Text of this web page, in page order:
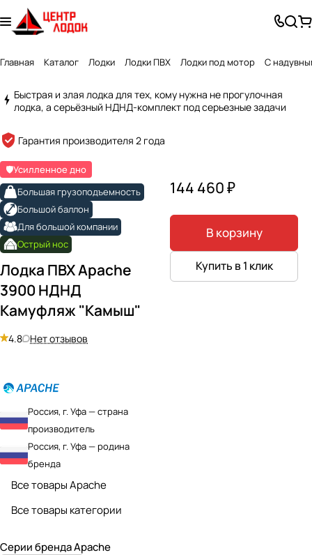
Главная Каталог Лодки Лодки ПВХ Лодки под мотор С
Created by Alex Turner
from the Noun Project
Быстрая и злая лодка для тех, кому нужна не прогулочная
лодка, а серьёзный НДНД-комплект под серьезные задачи
Гарантия производителя 2 года
🛡️Усилленное дно
Большая грузоподъемность
Большой баллон
Для большой компании
Острый нос
Лодка ПВХ Apache
3900 НДНД
Камуфляж "Камыш"
4.8 Нет отзывов
Россия, г. Уфа — страна
производитель
Россия, г. Уфа — родина
бренда
Все товары Apache
Все товары категории
Серии бренда Apache
144 460 ₽
В корзину
Купить в 1 клик